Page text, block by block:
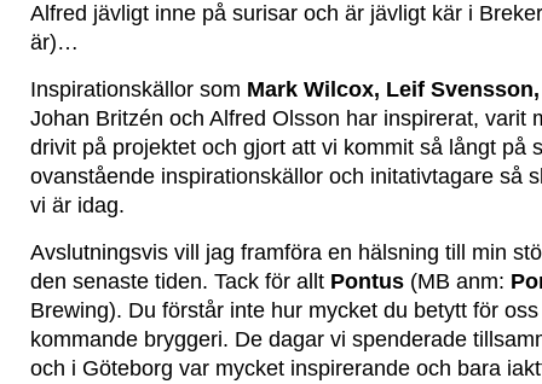
Alfred jävligt inne på surisar och är jävligt kär i
är)…
Inspirationskällor som Mark Wilcox, Leif
Johan Britzén och Alfred Olsson har inspirerat, varit
drivit på projektet och gjort att vi kommit så långt på
ovanstående inspirationskällor och initativtagare så
vi är idag.
Avslutningsvis vill jag framföra en hälsning till min
den senaste tiden. Tack för allt Pontus (MB anm:
Brewing). Du förstår inte hur mycket du betytt för
kommande bryggeri. De dagar vi spenderade
och i Göteborg var mycket inspirerande och bara